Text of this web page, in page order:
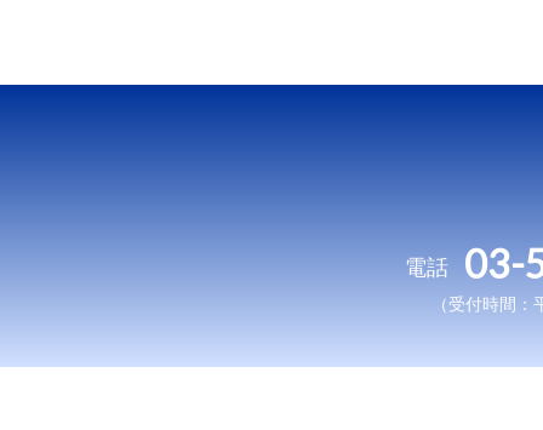
電話 03-
（受付時間